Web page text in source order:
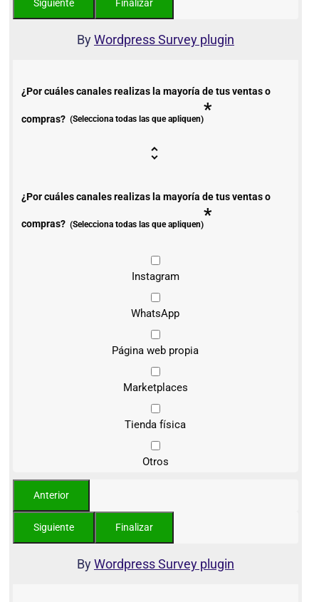
ByWordpress Survey plugin
¿Por cuáles canales realizas la mayoría de tus ventas o
compras? (Selecciona todas las que apliquen)*
¿Por cuáles canales realizas la mayoría de tus ventas o
compras? (Selecciona todas las que apliquen)*
Instagram
WhatsApp
Página web propia
Marketplaces
Tienda física
Otros
ByWordpress Survey plugin